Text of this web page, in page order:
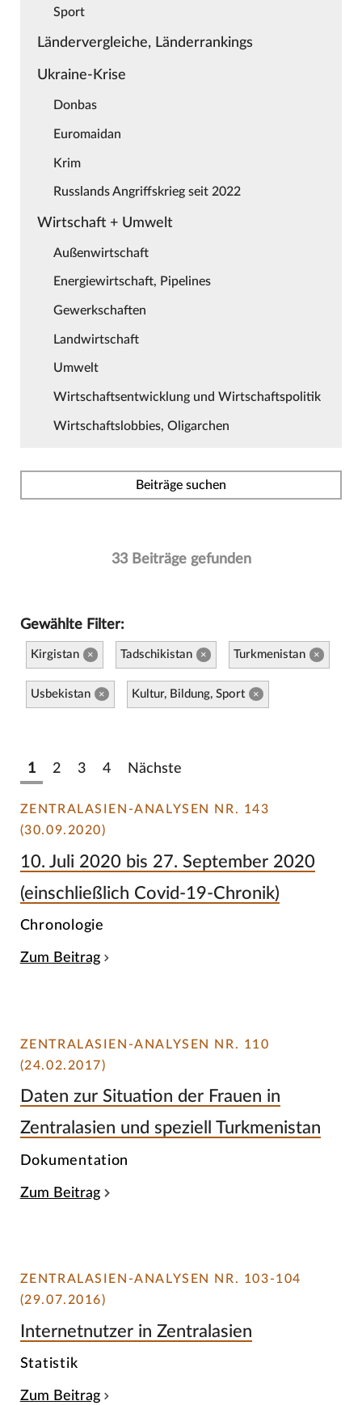
Sport
Ländervergleiche, Länderrankings
Ukraine-Krise
Donbas
Euromaidan
Krim
Russlands Angriffskrieg seit 2022
Wirtschaft + Umwelt
Außenwirtschaft
Energiewirtschaft, Pipelines
Gewerkschaften
Landwirtschaft
Umwelt
Wirtschaftsentwicklung und Wirtschaftspolitik
Wirtschaftslobbies, Oligarchen
Beiträge suchen
33 Beiträge gefunden
Gewählte Filter:
Kirgistan × Tadschikistan × Turkmenistan ×
Usbekistan × Kultur, Bildung, Sport ×
1 2 3 4 Nächste
ZENTRALASIEN-ANALYSEN NR. 143
(30.09.2020)
10. Juli 2020 bis 27. September 2020
(einschließlich Covid-19-Chronik)
Chronologie
Zum Beitrag
ZENTRALASIEN-ANALYSEN NR. 110
(24.02.2017)
Daten zur Situation der Frauen in
Zentralasien und speziell Turkmenistan
Dokumentation
Zum Beitrag
ZENTRALASIEN-ANALYSEN NR. 103-104
(29.07.2016)
Internetnutzer in Zentralasien
Statistik
Zum Beitrag